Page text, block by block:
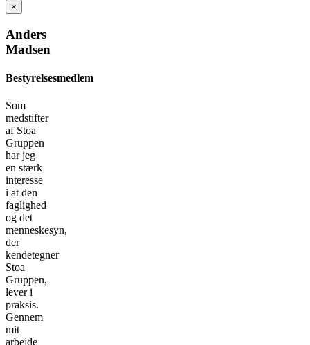
×
Anders
Madsen
Bestyrelsesmedlem
Som
medstifter
af Stoa
Gruppen
har jeg
en stærk
interesse
i at den
faglighed
og det
menneskesyn,
der
kendetegner
Stoa
Gruppen,
lever i
praksis.
Gennem
mit
arbejde